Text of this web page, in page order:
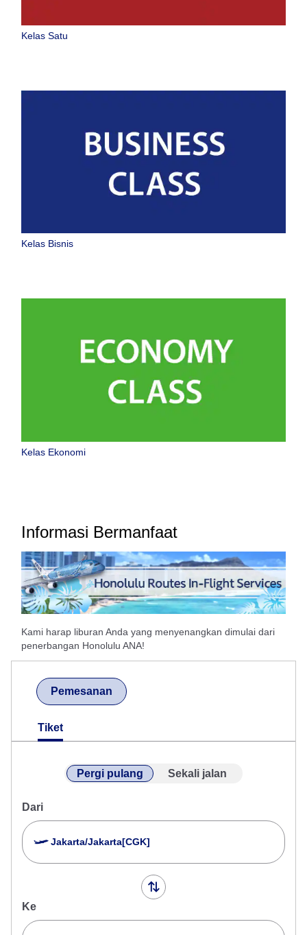
Kelas Satu
Kelas Bisnis
Kelas Ekonomi
Informasi Bermanfaat
Kami harap liburan Anda yang menyenangkan dimulai dari
penerbangan Honolulu ANA!
Pemesanan
Tiket
Pergi pulang Sekali jalan
Dari
Jakarta/Jakarta[CGK]
Ke